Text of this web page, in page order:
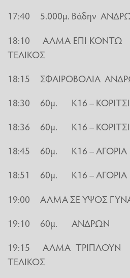
17:40 5.000μ. Βάδην
18:10 ΑΛΜΑ ΕΠΙ
ΤΕΛΙΚΟΣ
18:15 ΣΦΑΙΡΟΒΟΛΙΑ
18:30 60μ. Κ16 –
18:36 60μ. Κ16 –
18:45 60μ. Κ16 – ΑΓΟΡΙΑ
18:51 60μ. Κ16 – ΑΓΟΡΙΑ
19:00 ΑΛΜΑ ΣΕ ΥΨΟΣ
19:10 60μ. ΑΝΔΡΩΝ 1η
19:15 ΑΛΜΑ
ΤΕΛΙΚΟΣ